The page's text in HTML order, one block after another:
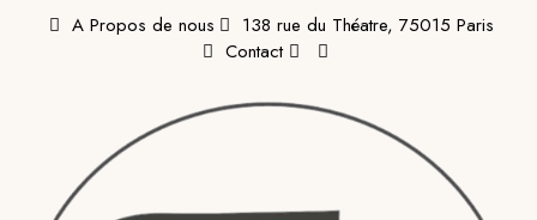
A Propos de nous
138 rue du Théatre, 75015 Paris
Contact